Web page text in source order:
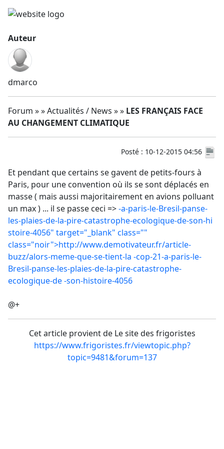
Auteur
dmarco
Forum » » Actualités / News » » LES FRANÇAIS FACE
AU CHANGEMENT CLIMATIQUE
Posté : 10-12-2015 04:56
Et pendant que certains se gavent de petits-fours à
Paris, pour une convention où ils se sont déplacés en
masse ( mais aussi majoritairement en avions polluant
un max ) ... il se passe ceci =>-a-paris-le-Bresil-panse-
les-plaies-de-la-pire-catastrophe-ecologique-de-son-hi
stoire-4056" target="_blank" class=""
class="noir">http://www.demotivateur.fr/article-
buzz/alors-meme-que-se-tient-la -cop-21-a-paris-le-
Bresil-panse-les-plaies-de-la-pire-catastrophe-
ecologique-de-son-histoire-4056
@+
Cet article provient de Le site des frigoristes
https://www.frigoristes.fr/viewtopic.php?
topic=9481&forum=137